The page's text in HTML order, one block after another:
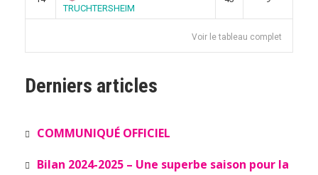
TRUCHTERSHEIM
Voir le tableau complet
Derniers articles
COMMUNIQUÉ OFFICIEL
Bilan 2024-2025 – Une superbe saison pour la